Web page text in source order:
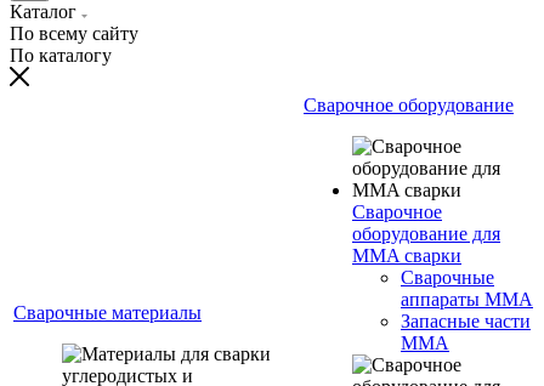
Каталог
По всему сайту
По каталогу
Сварочные материалы
Сварочное оборудование
Сварочное
оборудование для
MMA сварки
Сварочные
аппараты MMA
Запасные части
MMA